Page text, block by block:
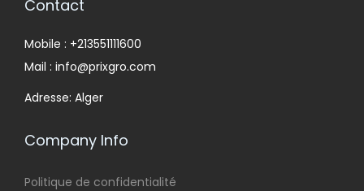
Contact
Mobile : +213551111600
Mail : info@prixgro.com
Adresse: Alger
Company Info
Politique de confidentialité